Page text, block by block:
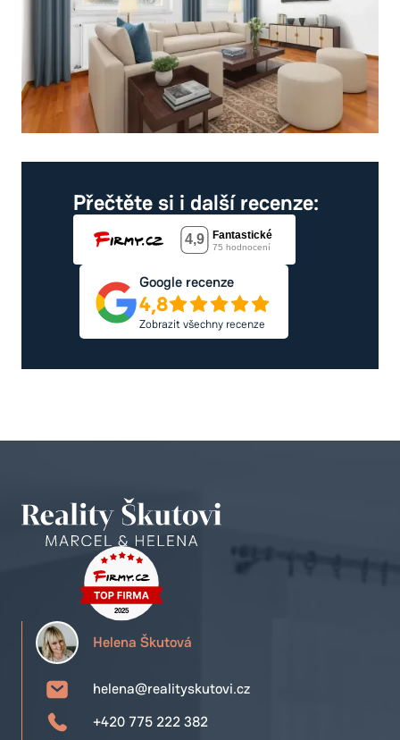
Přečtěte si i další recenze:
Google recenze
4,8
Zobrazit všechny recenze
Helena Škutová
helena@realityskutovi.cz
+420 775 222 382